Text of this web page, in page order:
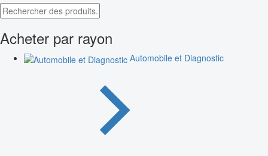
Acheter par rayon
Automobile et Diagnostic